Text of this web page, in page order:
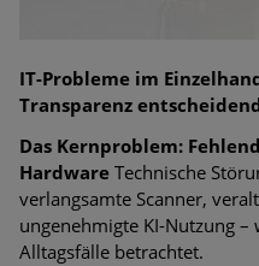
IT-Probleme im
Transparenz
Das Kernproblem:
Hardware Technische
verlangsamte Scanner,
ungenehmigte KI-Nutzung
Alltagsfälle betrachtet.